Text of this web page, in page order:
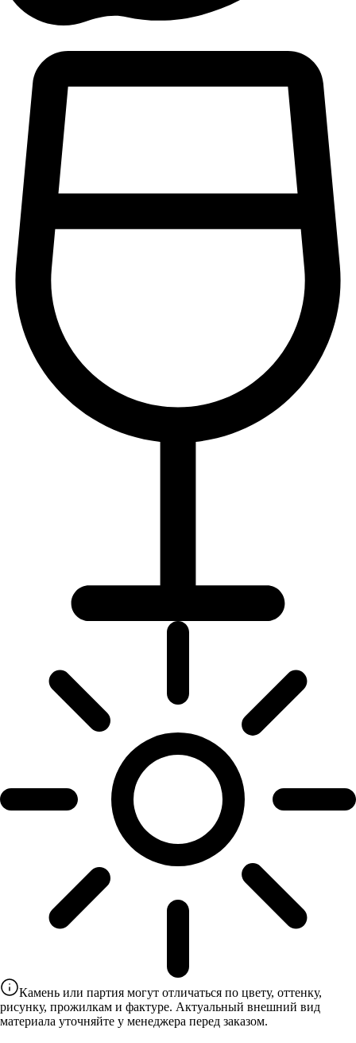
Камень или партия могут отличаться по цвету, оттенку,
рисунку, прожилкам и фактуре. Актуальный внешний вид
материала уточняйте у менеджера перед заказом.